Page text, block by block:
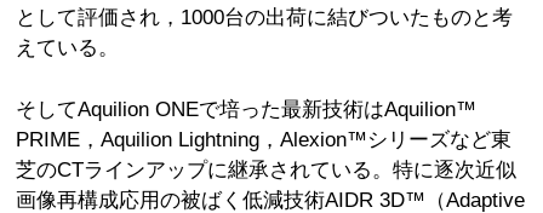
として評価され，1000台の出荷に結びついたものと考
えている。
そしてAquilion ONEで培った最新技術はAquilion™
PRIME，Aquilion Lightning，Alexion™シリーズなど東
芝のCTラインアップに継承されている。特に逐次近似
画像再構成応用の被ばく低減技術AIDR 3D™（Adaptive